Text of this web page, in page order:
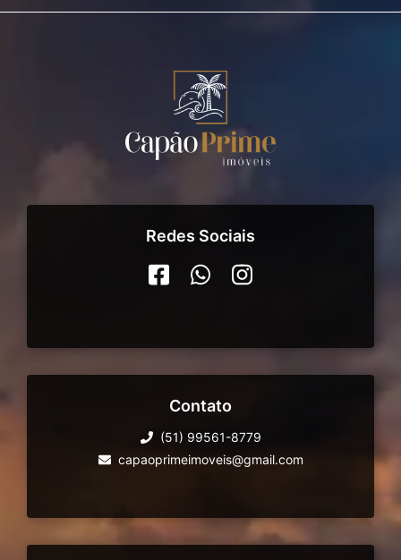
Redes Sociais
Contato
(51) 99561-8779
capaoprimeimoveis@gmail.com